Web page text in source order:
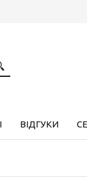
ВІДГУКИ